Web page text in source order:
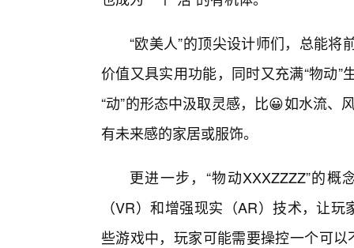
“欧美人”的顶尖设计师们，总能
价值又具实用功能，同时又充满“物动
“动”的形态中汲取灵感，比😀如水流、
有未来感的家居或服饰。
更进一步，“物动XXXZZZZ”的
（VR）和增强现实（AR）技术，让
些游戏中，玩家可能需要操控一个可